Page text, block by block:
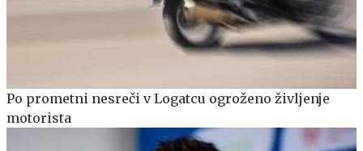
Po prometni nesreči v Logatcu ogroženo življenje
motorista